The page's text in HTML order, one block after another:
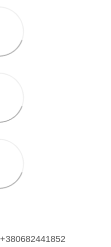
+380682441852